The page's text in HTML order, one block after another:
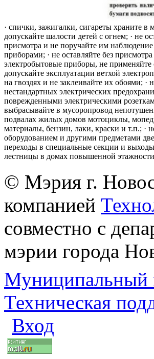
· спички, зажигалки, сигареты храните в
допускайте шалости детей с огнем; · не
присмотра и не поручайте им
приборами; · не оставляйте без
электробытовые приборы, не применяйте
допускайте эксплуатации ветхой
на гвоздях и не заклеивайте их обоями; ·
нестандартных электрических
поврежденными электрическими
выбрасывайте в мусоропровод
подвалах жилых домов мотоциклы,
материалы, бензин, лаки, краски и т.п.; ·
оборудованием и другими предметами
переходы в специальные секции и
лестницы в домах повышенной
© Мэрия г.
компанией
совместно с
мэрии города
Муниципальный
Техническая
Вход